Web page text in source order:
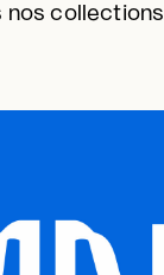
nos collections